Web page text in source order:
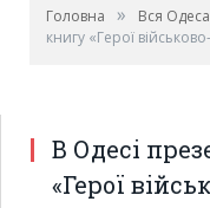
Головна » Вся Одеса
книгу «Герої
В Одесі
«Герої